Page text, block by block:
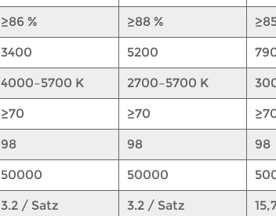
≥86 % ≥88 %
3400 5200
4000–5700 K 2700–5700 K
≥70 ≥70
98 98 98
50000 50000
3.2 / Satz 3.2 / Satz